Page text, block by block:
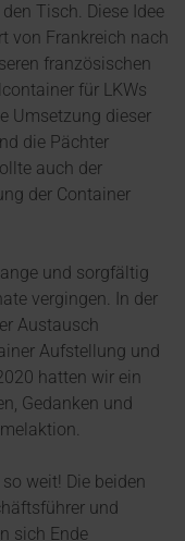
Tisch. Diese Idee
von Frankreich nach
französischen
für LKWs
Umsetzung dieser
die Pächter
auch der
der Container
und sorgfältig
vergingen. In der
Austausch
Aufstellung und
hatten wir ein
Gedanken und
weit! Die beiden
und
sich Ende